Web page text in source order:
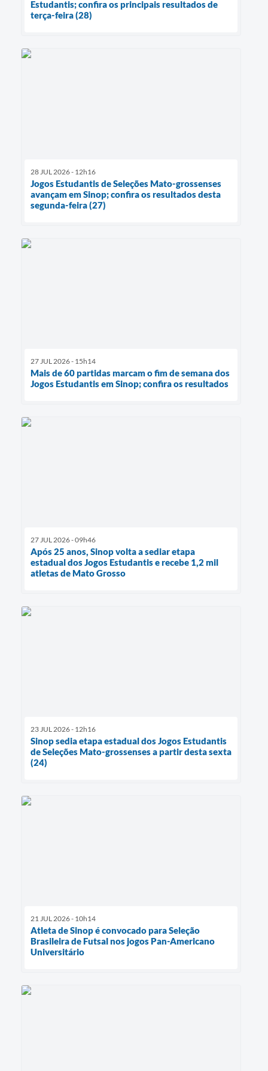
Estudantis; confira os principais resultados de
terça-feira (28)
28 JUL 2026 - 12h16
Jogos Estudantis de Seleções Mato-grossenses
avançam em Sinop; confira os resultados desta
segunda-feira (27)
27 JUL 2026 - 15h14
Mais de 60 partidas marcam o fim de semana dos
Jogos Estudantis em Sinop; confira os resultados
27 JUL 2026 - 09h46
Após 25 anos, Sinop volta a sediar etapa
estadual dos Jogos Estudantis e recebe 1,2 mil
atletas de Mato Grosso
23 JUL 2026 - 12h16
Sinop sedia etapa estadual dos Jogos Estudantis
de Seleções Mato-grossenses a partir desta sexta
(24)
21 JUL 2026 - 10h14
Atleta de Sinop é convocado para Seleção
Brasileira de Futsal nos jogos Pan-Americano
Universitário